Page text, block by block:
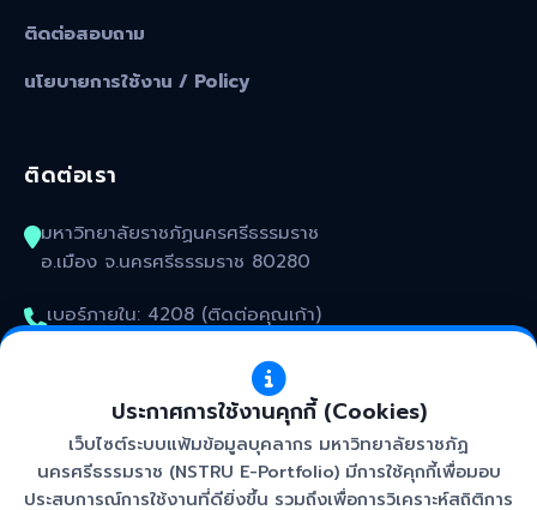
ติดต่อสอบถาม
นโยบายการใช้งาน / Policy
ติดต่อเรา
มหาวิทยาลัยราชภัฏนครศรีธรรมราช
อ.เมือง จ.นครศรีธรรมราช 80280
เบอร์ภายใน: 4208 (ติดต่อคุณเก้า)
kunakorn_won@nstru.ac.th
ประกาศการใช้งานคุกกี้ (Cookies)
เว็บไซต์ระบบแฟ้มข้อมูลบุคลากร มหาวิทยาลัยราชภัฏ
นครศรีธรรมราช (NSTRU E-Portfolio) มีการใช้คุกกี้เพื่อมอบ
ประสบการณ์การใช้งานที่ดียิ่งขึ้น รวมถึงเพื่อการวิเคราะห์สถิติการ